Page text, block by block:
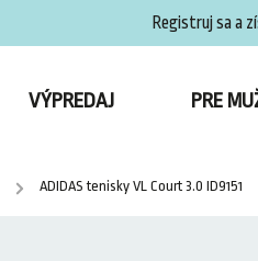
Registruj sa a
VÝPREDAJ PRE
/ ADIDAS tenisky VL Court 3.0 ID9151